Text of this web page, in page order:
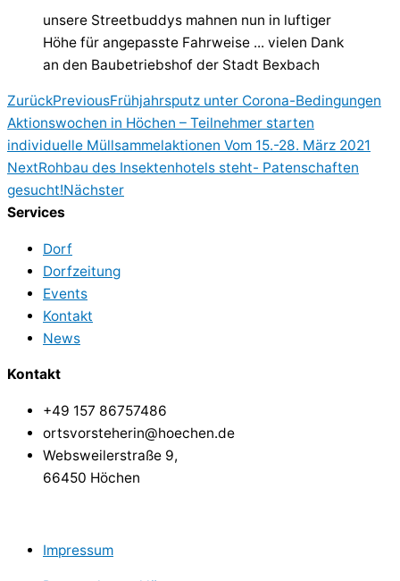
unsere Streetbuddys mahnen nun in luftiger
Höhe für angepasste Fahrweise ... vielen Dank
an den Baubetriebshof der Stadt Bexbach
ZurückPreviousFrühjahrsputz unter Corona-Bedingungen
Aktionswochen in Höchen – Teilnehmer starten
individuelle Müllsammelaktionen Vom 15.-28. März 2021
NextRohbau des Insektenhotels steht- Patenschaften
gesucht!Nächster
Services
Dorf
Dorfzeitung
Events
Kontakt
News
Kontakt
+49 157 86757486
ortsvorsteherin@hoechen.de
Websweilerstraße 9,
66450 Höchen
Impressum